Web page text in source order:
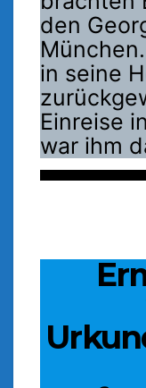
den
in seine
Einreise
war ihm